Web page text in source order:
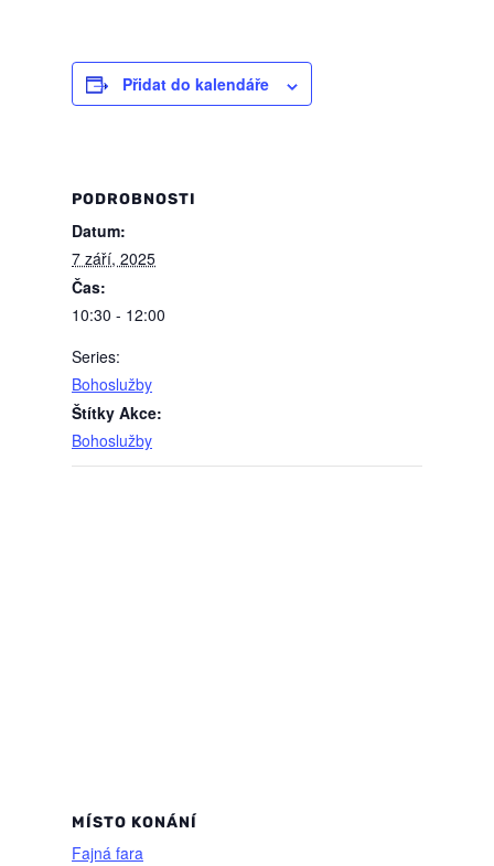
Přidat do kalendáře
PODROBNOSTI
Datum:
7 září, 2025
Čas:
10:30 - 12:00
Series:
Bohoslužby
Štítky Akce:
Bohoslužby
MÍSTO KONÁNÍ
Fajná fara